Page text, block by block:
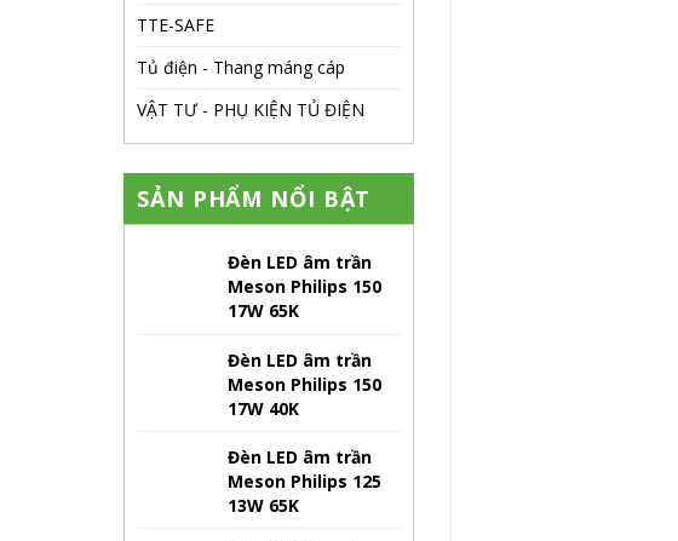
TTE-SAFE
Tủ điện - Thang máng cáp
VẬT TƯ - PHỤ KIỆN TỦ ĐIỆN
SẢN PHẨM NỔI BẬT
Đèn LED âm trần
Meson Philips 150
17W 65K
Đèn LED âm trần
Meson Philips 150
17W 40K
Đèn LED âm trần
Meson Philips 125
13W 65K